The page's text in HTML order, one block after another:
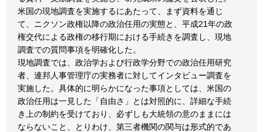
米国の現地調査を実施するにあたって、まず資料を通じ
て、ニクソン政権以降の政治任用の実態と、平成21年の政
権交代による政権の移行期における手続きを調査し、現地
調査での質問事項を明確化した。
現地調査では、政治学および行政学分野での政治任用研究
者、連邦人事管理庁の実務者に対してインタビュー調査を
実施した。具体的に明らかになった事項としては、米国の
政治任用は一見した「自由さ」とは対照的に、詳細な手続
き上の制約を受けており、必ずしも大統領の意のままには
ならないこと、とりわけ、第三者機関の関与は形式的であ